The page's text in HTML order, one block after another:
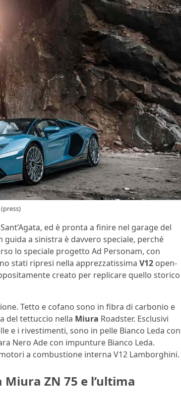
ed è pronta a finire nel garage del
guida a sinistra è davvero speciale, perché
lo speciale progetto Ad Personam, con
stati ripresi nella apprezzatissima V12 open-
creato per replicare quello storico
Tetto e cofano sono in fibra di carbonio e
del tettuccio nella Miura Roadster. Esclusivi
e i rivestimenti, sono in pelle Bianco Leda con
Nero Ade con impunture Bianco Leda.
a combustione interna V12 Lamborghini.
ZN 75 e l’ultima